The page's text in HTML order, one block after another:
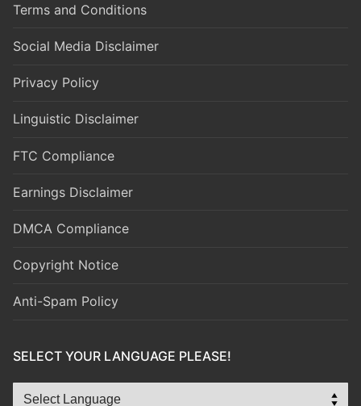
Terms and Conditions
Social Media Disclaimer
Privacy Policy
Linguistic Disclaimer
FTC Compliance
Earnings Disclaimer
DMCA Compliance
Copyright Notice
Anti-Spam Policy
SELECT YOUR LANGUAGE PLEASE!